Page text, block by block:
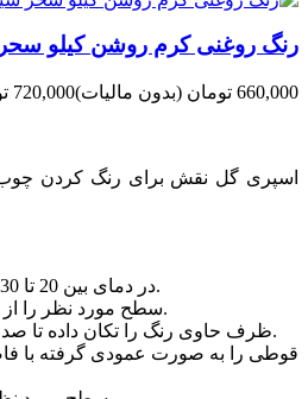
رنگ روغنی کرم روشن کیلو
660,000 تومان (بدون مالیات)720,000 تومان
اسپری گل نقش برای رنگ کردن
در دمای بین 20 تا 30 درجه سانتیگراد اسپری کنید.
سطح مورد نظر را از گرد وغبار و چربی پاک نمایید.
ظرف حاوی رنگ را تکان داده تا صدای گوی داخل آن شنیده شود.